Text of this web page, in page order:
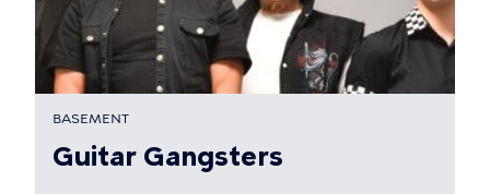
BASEMENT
Guitar Gangsters